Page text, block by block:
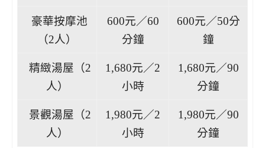
豪華按摩池
（2人）
600元／60
分鐘
600元／50分
鐘
精緻湯屋（2
人）
1,680元／2
小時
1,680元／90
分鐘
景觀湯屋（2
人）
1,980元／2
小時
1,980元／90
分鐘